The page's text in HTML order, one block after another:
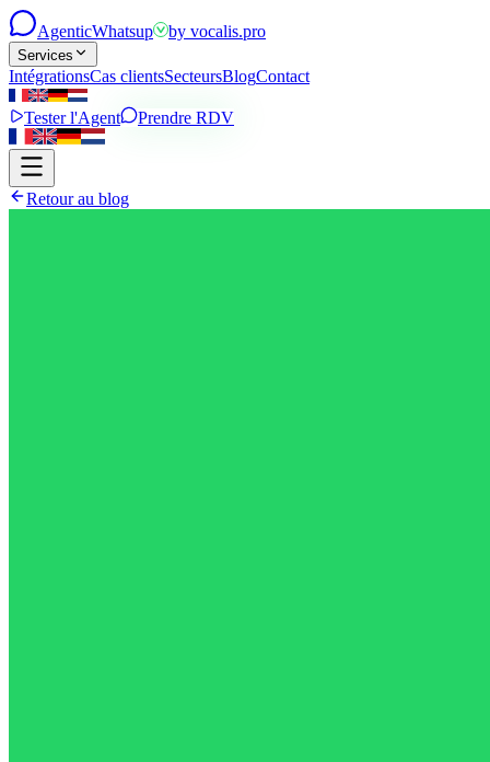
AgenticWhatsup by vocalis.pro
Services
IntégrationsCas clientsSecteursBlogContact
Tester l'Agent Prendre RDV
Retour au blog